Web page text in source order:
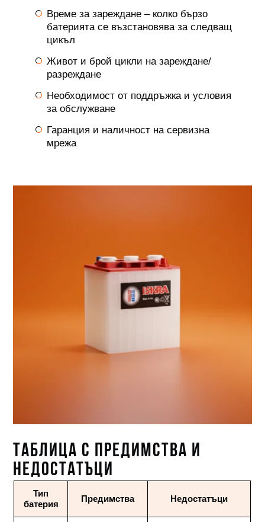
Време за зареждане – колко бързо
батерията се възстановява за следващ
цикъл
Живот и брой цикли на зареждане/
разреждане
Необходимост от поддръжка и условия
за обслужване
Гаранция и наличност на сервизна
мрежа
ТАБЛИЦА С ПРЕДИМСТВА И
НЕДОСТАТЪЦИ
Тип
батерия
Предимства Недостатъци